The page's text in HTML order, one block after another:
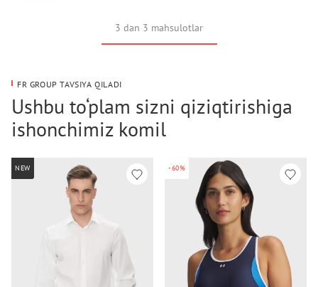
3 dan 3 mahsulotlar
FR GROUP TAVSIYA QILADI
Ushbu to‘plam sizni qiziqtirishiga
ishonchimiz komil
NEW -60%